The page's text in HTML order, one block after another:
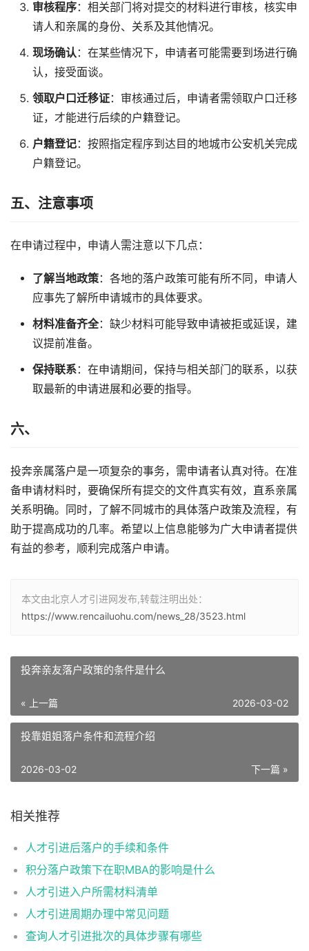
审核程序：相关部门将对提交的材料进行审核，核实申
请人和亲属的身份、关系及其他情况。
现场确认：在某些情况下，申请者可能需要到场进行确
认，接受面谈。
领取户口迁移证：审核通过后，申请者需领取户口迁移
证，才能进行后续的户籍登记。
户籍登记：按照指定程序到达目的地城市公安机关完成
户籍登记。
五、注意事项
在申请过程中，申请人需注意以下几点：
了解当地政策：各地的落户政策可能有所不同，申请人
应事先了解所申请城市的具体要求。
材料准备齐全：缺少材料可能导致申请被拒或延误，建
议提前准备。
保持联系：在申请期间，保持与相关部门的联系，以获
取最新的申请进展和必要的指导。
六、
投奔亲属落户是一项复杂的事务，需申请者认真对待。在准
备申请材料时，要确保所有提交的文件真实有效，直系亲属
关系明确。同时，了解不同城市的具体落户政策及流程，有
助于提高成功的几率。希望以上信息能够为广大申请者提供
有益的参考，顺利完成落户申请。
本文由北京人才引进网发布,转载注明出处：
https://www.rencailuohu.com/news_28/3523.html
投奔亲友落户政策的条件是什么
« 上一篇 2026-03-02
投靠姐姐落户条件和流程介绍
下一篇 »
2026-03-02
相关推荐
人才引进后落户的手续和条件
积分落户政策下在职MBA的影响是什么
人才引进入户所需材料清单
人才引进周期办理中常见问题
查询人才引进批次的具体步骤有哪些